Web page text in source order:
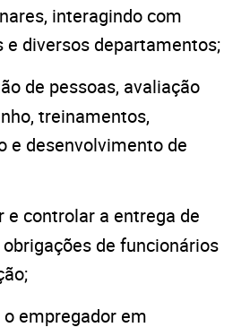
interagindo com
e diversos departamentos;
de pessoas, avaliação
treinamentos,
e desenvolvimento de
e controlar a entrega de
de funcionários
empregador em